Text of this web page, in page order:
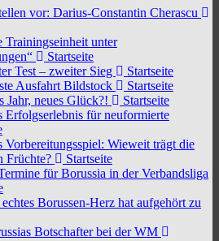
vor: Darius-Constantin Cherascu
Trainingseinheit unter
Startseite
Test – zweiter Sieg
Startseite
Ausfahrt Bildstock
Startseite
Jahr, neues Glück?!
Startseite
Erfolgserlebnis für neuformierte
Vorbereitungsspiel: Wieweit trägt die
Früchte?
Startseite
für Borussia in der Verbandsliga
Borussen-Herz hat aufgehört zu
Botschafter bei der WM